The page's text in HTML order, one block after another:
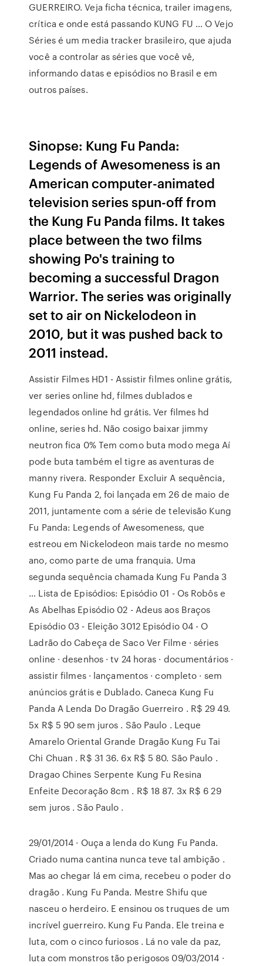
GUERREIRO. Veja ficha técnica, trailer imagens,
crítica e onde está passando KUNG FU … O Vejo
Séries é um media tracker brasileiro, que ajuda
você a controlar as séries que você vê,
informando datas e episódios no Brasil e em
outros países.
Sinopse: Kung Fu Panda:
Legends of Awesomeness is an
American computer-animated
television series spun-off from
the Kung Fu Panda films. It takes
place between the two films
showing Po's training to
becoming a successful Dragon
Warrior. The series was originally
set to air on Nickelodeon in
2010, but it was pushed back to
2011 instead.
Assistir Filmes HD1 - Assistir filmes online grátis,
ver series online hd, filmes dublados e
legendados online hd grátis. Ver filmes hd
online, series hd. Não cosigo baixar jimmy
neutron fica 0% Tem como buta modo mega Aí
pode buta também el tigre as aventuras de
manny rivera. Responder Excluir A sequência,
Kung Fu Panda 2, foi lançada em 26 de maio de
2011, juntamente com a série de televisão Kung
Fu Panda: Legends of Awesomeness, que
estreou em Nickelodeon mais tarde no mesmo
ano, como parte de uma franquia. Uma
segunda sequência chamada Kung Fu Panda 3
… Lista de Episódios: Episódio 01 - Os Robôs e
As Abelhas Episódio 02 - Adeus aos Braços
Episódio 03 - Eleição 3012 Episódio 04 - O
Ladrão do Cabeça de Saco Ver Filme · séries
online · desenhos · tv 24 horas · documentários ·
assistir filmes · lançamentos · completo · sem
anúncios grátis e Dublado. Caneca Kung Fu
Panda A Lenda Do Dragão Guerreiro . R$ 29 49.
5x R$ 5 90 sem juros . São Paulo . Leque
Amarelo Oriental Grande Dragão Kung Fu Tai
Chi Chuan . R$ 31 36. 6x R$ 5 80. São Paulo .
Dragao Chines Serpente Kung Fu Resina
Enfeite Decoração 8cm . R$ 18 87. 3x R$ 6 29
sem juros . São Paulo .
29/01/2014 · Ouça a lenda do Kung Fu Panda.
Criado numa cantina nunca teve tal ambição .
Mas ao chegar lá em cima, recebeu o poder do
dragão . Kung Fu Panda. Mestre Shifu que
nasceu o herdeiro. E ensinou os truques de um
incrível guerreiro. Kung Fu Panda. Ele treina e
luta, com o cinco furiosos . Lá no vale da paz,
luta com monstros tão perigosos 09/03/2014 ·